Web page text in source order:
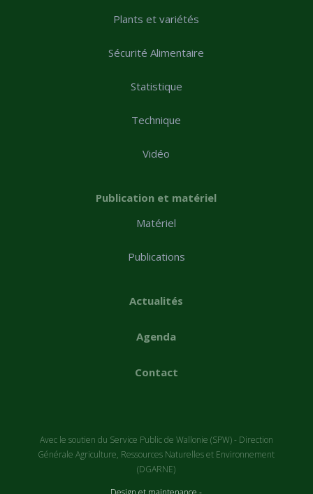
Plants et variétés
Sécurité Alimentaire
Statistique
Technique
Vidéo
Publication et matériel
Matériel
Publications
Actualités
Agenda
Contact
Avec le soutien du Service Public de Wallonie (SPW) - Direction
Générale Agriculture, Ressources Naturelles et Environnement
(DGARNE)